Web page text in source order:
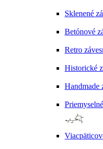
Sklenené
Betónové
Retro
Historické
Handmade